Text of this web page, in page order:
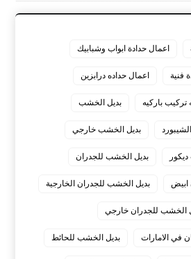
اعمال حدادة ابواب وشبابيك
فنية اعمال حداده درابزين
باركيه بديل الخشب
بديل الخشب خارجي
بديل الخشب للجدران
ابيض بديل الخشب للجدران الخارجية
الخشب للجدران خارجي
في الامارات بديل الخشب للحائط